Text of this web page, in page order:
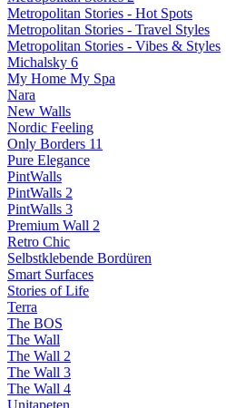
Metropolitan Stories - Hot Spots
Metropolitan Stories - Travel Styles
Metropolitan Stories - Vibes & Styles
Michalsky 6
My Home My Spa
Nara
New Walls
Nordic Feeling
Only Borders 11
Pure Elegance
PintWalls
PintWalls 2
PintWalls 3
Premium Wall 2
Retro Chic
Selbstklebende Bordüren
Smart Surfaces
Stories of Life
Terra
The BOS
The Wall
The Wall 2
The Wall 3
The Wall 4
Unitapeten